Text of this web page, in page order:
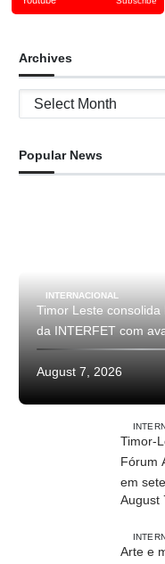
Archives
Archives
Popular News
INTERNACIONAL
Timor Leste
da INTERFET com
August 7, 2026
Timor-
Fórum
em
August
Arte e